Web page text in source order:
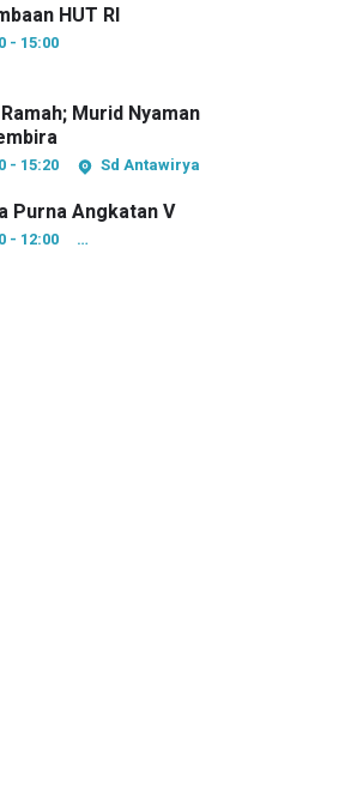
HUT RI
- 15:00
Murid Nyaman
- 15:20 Sd Antawirya
Purna Angkatan V
- 12:00